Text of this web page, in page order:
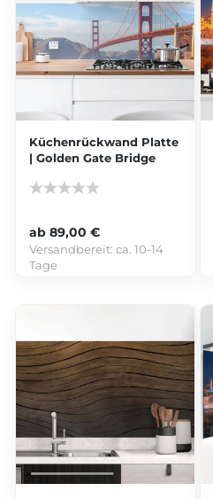
Küchenrückwand Platte
| Golden Gate Bridge
ab 89,00 €
Versandbereit:ca. 10-14
Tage